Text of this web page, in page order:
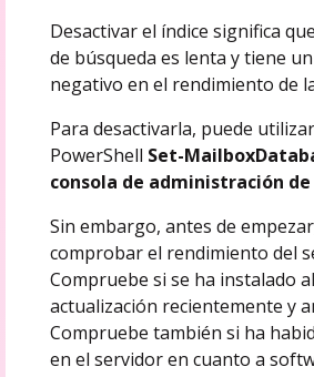
Desactivar el índice significa
de búsqueda es lenta y tiene
negativo en el rendimiento de
Para desactivarla, puede
PowerShell Set-
consola de administración de
Sin embargo, antes de
comprobar el rendimiento del
Compruebe si se ha instalado
actualización recientemente y
Compruebe también si ha
en el servidor en cuanto a